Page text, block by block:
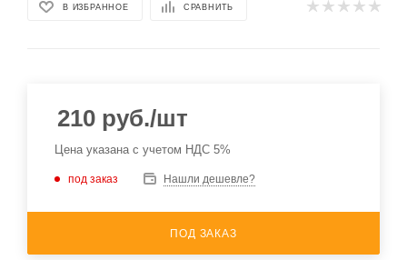
В ИЗБРАННОЕ СРАВНИТЬ
210 руб./шт
Цена указана с учетом НДС 5%
под заказ Нашли дешевле?
ПОД ЗАКАЗ